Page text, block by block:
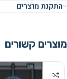
התקנת מוצרים
מוצרים קשורים